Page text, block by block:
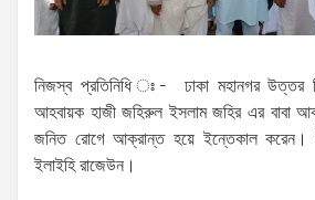
নিজস্ব প্রতিনিধি ঃ- ঢাকা মহানগর উত্তর
আহবায়ক হাজী জহিরুল ইসলাম জহির এর বাবা
জনিত রোগে আক্রান্ত হয়ে ইন্তেকাল করেন।
ইলাইহি রাজেউন।